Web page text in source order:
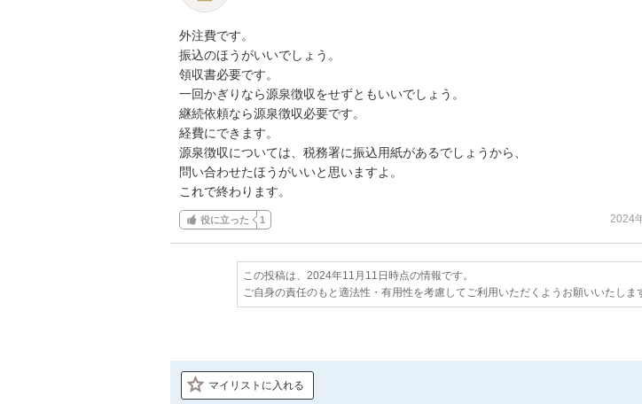
外注費です。
振込のほうがいいでしょう。
領収書必要です。
一回かぎりなら源泉徴収をせずともいいでしょう。
継続依頼なら源泉徴収必要です。
経費にできます。
源泉徴収については、税務署に振込用紙があるでしょうから、
問い合わせたほうがいいと思いますよ。
これで終わります。
役に立った 1 2024
この投稿は、2024年11月11日時点の情報です。
ご自身の責任のもと適法性・有用性を考慮してご利用いただくようお願いいたしま
マイリストに入れる